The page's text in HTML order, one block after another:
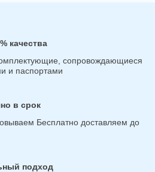
качества
сопровождающиеся
и паспортами
в срок
Бесплатно доставляем до
подход